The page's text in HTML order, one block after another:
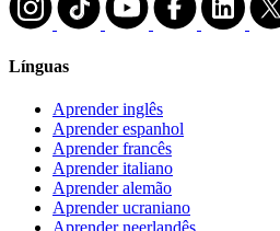
Línguas
Aprender inglês
Aprender espanhol
Aprender francês
Aprender italiano
Aprender alemão
Aprender ucraniano
Aprender neerlandês